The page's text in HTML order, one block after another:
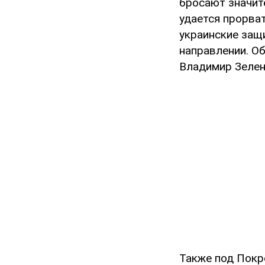
удается
украинские
направлении.
Владимир
Также под